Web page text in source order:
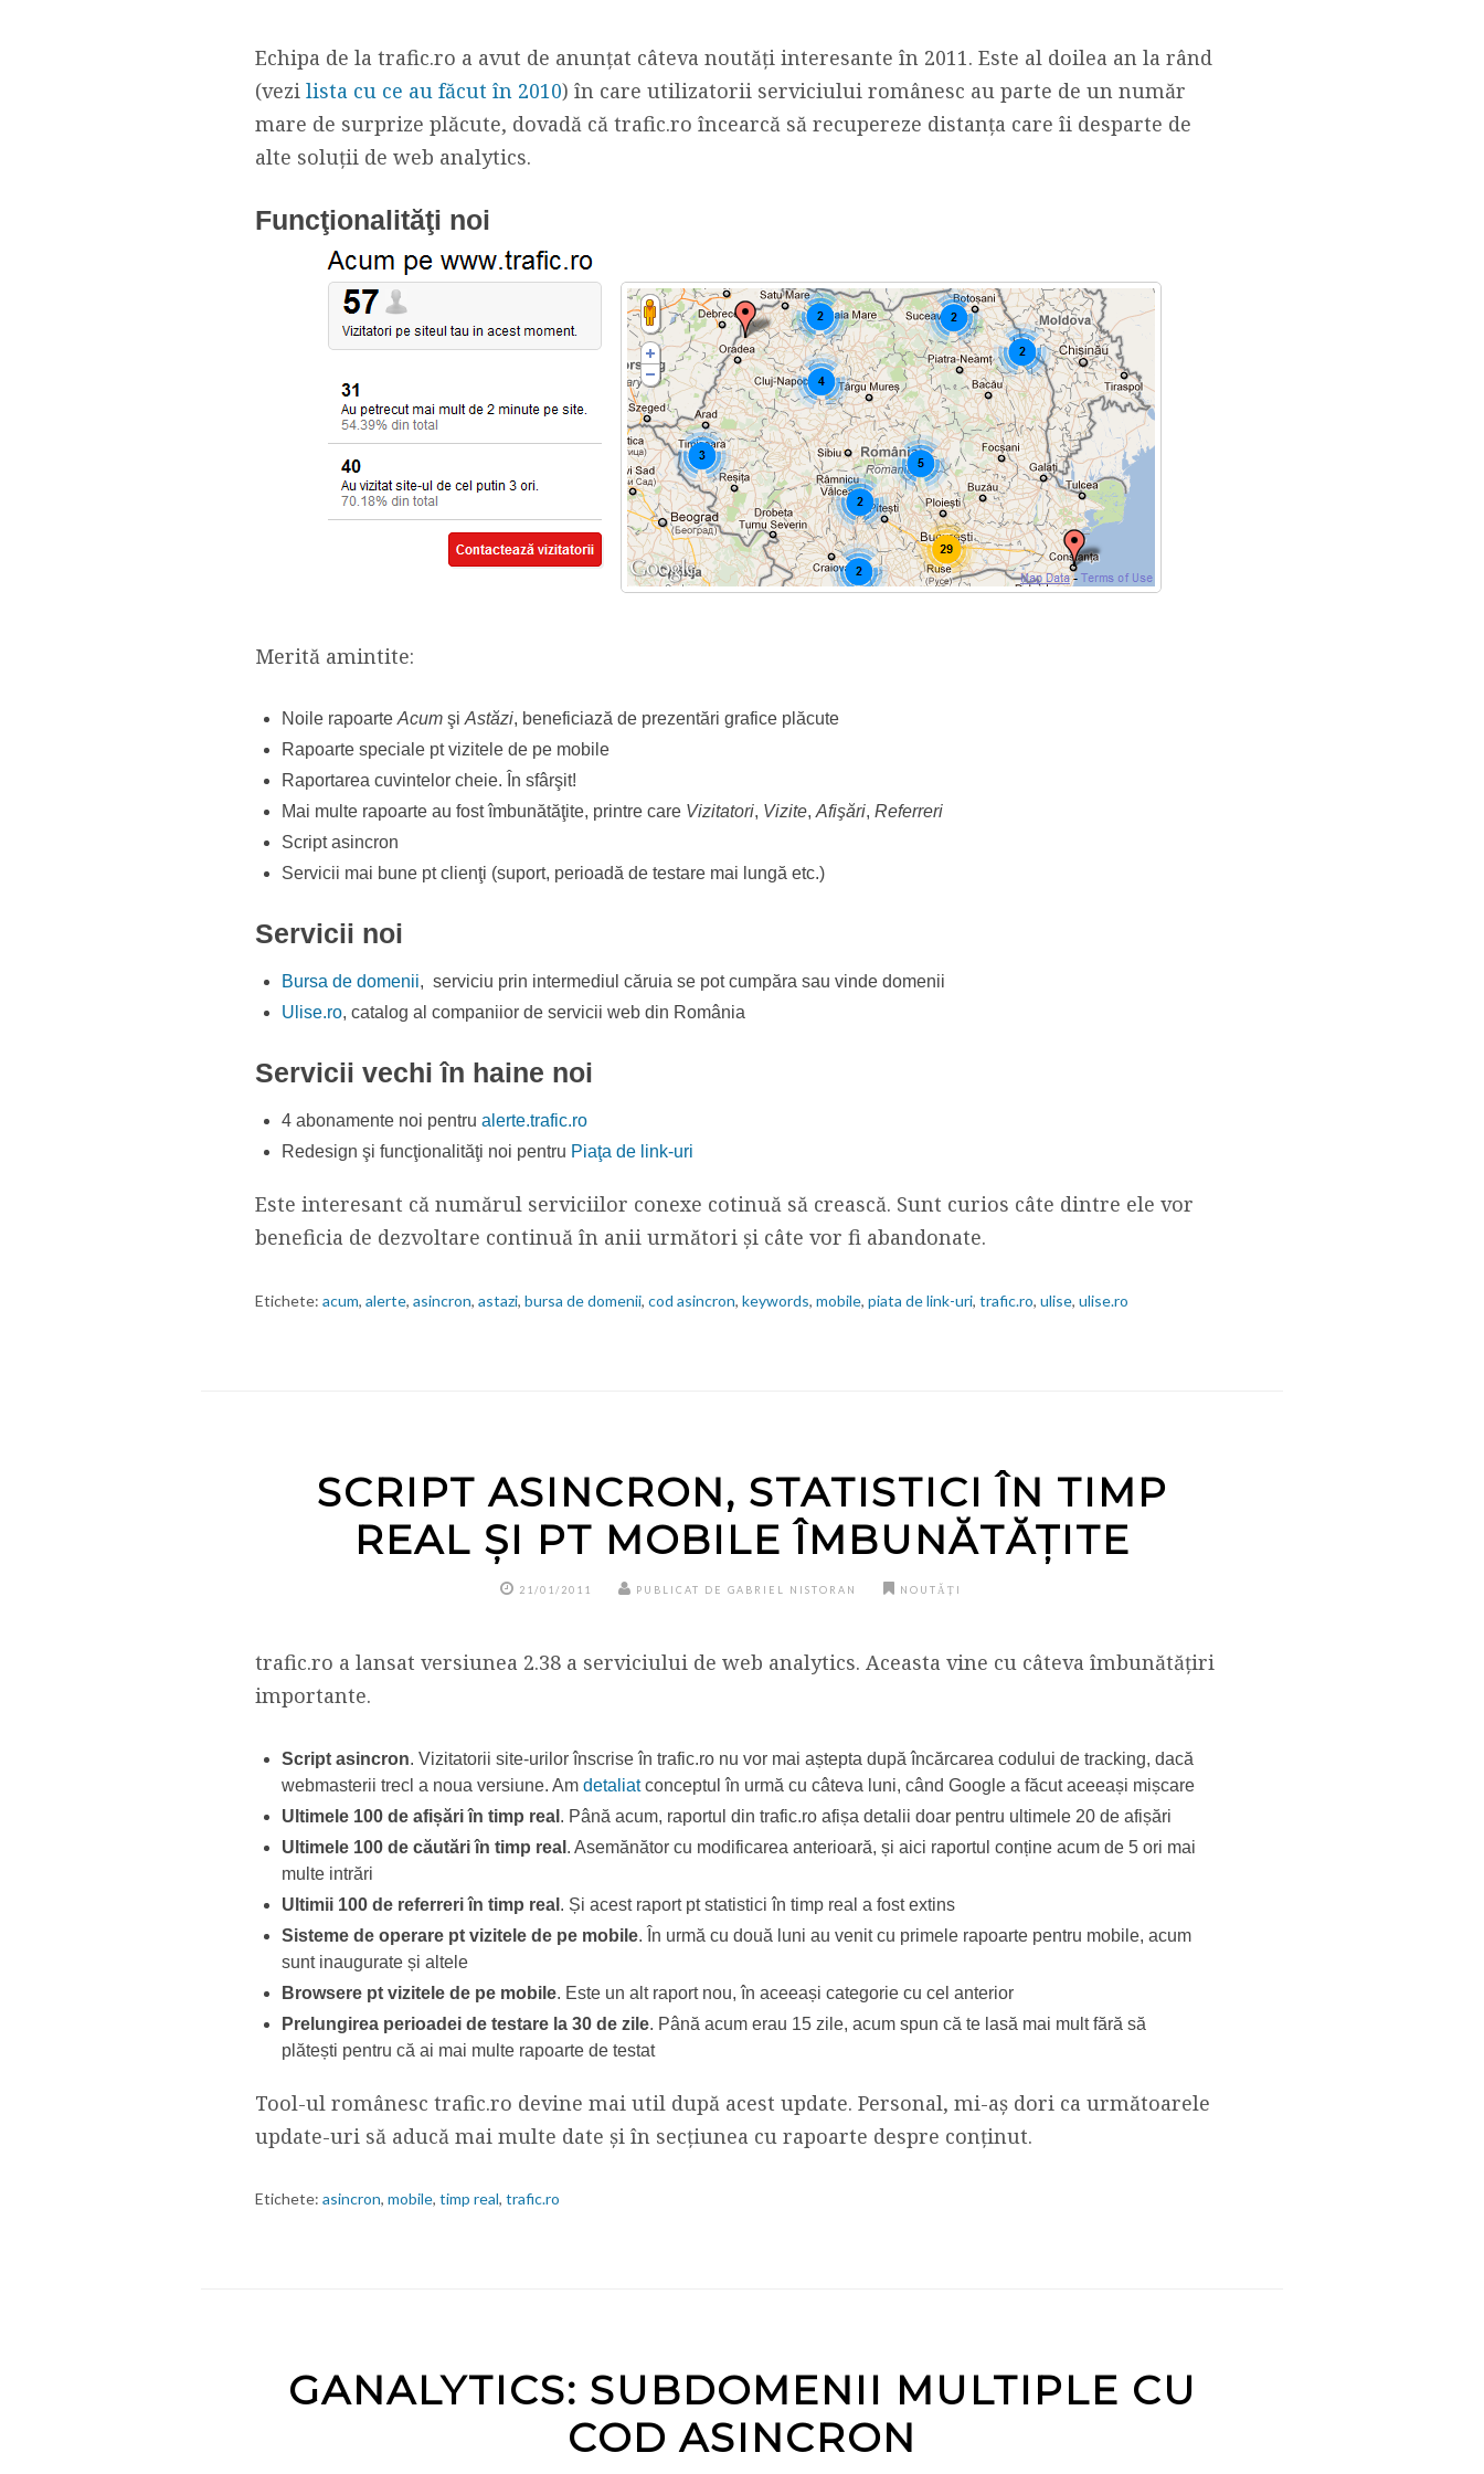
Echipa de la trafic.ro a avut de anunţat câteva noutăţi interesante în 2011. Este al doilea an la rând
(vezi lista cu ce au făcut în 2010) în care utilizatorii serviciului românesc au parte de un număr
mare de surprize plăcute, dovadă că trafic.ro încearcă să recupereze distanţa care îi desparte de
alte soluţii de web analytics.
Funcţionalităţi noi
Merită amintite:
Noile rapoarte Acum şi Astăzi, beneficiază de prezentări grafice plăcute
Rapoarte speciale pt vizitele de pe mobile
Raportarea cuvintelor cheie. În sfârşit!
Mai multe rapoarte au fost îmbunătăţite, printre care Vizitatori, Vizite, Afişări, Referreri
Script asincron
Servicii mai bune pt clienţi (suport, perioadă de testare mai lungă etc.)
Servicii noi
Bursa de domenii, serviciu prin intermediul căruia se pot cumpăra sau vinde domenii
Ulise.ro, catalog al companiior de servicii web din România
Servicii vechi în haine noi
4 abonamente noi pentru alerte.trafic.ro
Redesign şi funcţionalităţi noi pentru Piaţa de link-uri
Este interesant că numărul serviciilor conexe cotinuă să crească. Sunt curios câte dintre ele vor
beneficia de dezvoltare continuă în anii următori şi câte vor fi abandonate.
Etichete: acum, alerte, asincron, astazi, bursa de domenii, cod asincron, keywords, mobile, piata de link-uri, trafic.ro, ulise, ulise.ro
SCRIPT ASINCRON, STATISTICI ÎN TIMP
REAL ȘI PT MOBILE ÎMBUNĂTĂȚITE
21/01/2011 PUBLICAT DE GABRIEL NISTORAN NOUTĂȚI
trafic.ro a lansat versiunea 2.38 a serviciului de web analytics. Aceasta vine cu câteva îmbunătățiri
importante.
Script asincron. Vizitatorii site-urilor înscrise în trafic.ro nu vor mai aștepta după încărcarea codului de tracking, dacă
webmasterii trecl a noua versiune. Am detaliatconceptul în urmă cu câteva luni, când Google a făcut aceeași mișcare
Ultimele 100 de afișări în timp real . Până acum, raportul din trafic.ro afișa detalii doar pentru ultimele 20 de afișări
Ultimele 100 de căutări în timp real . Asemănător cu modificarea anterioară, și aici raportul conține acum de 5 ori mai
multe intrări
Ultimii 100 de referreri în timp real . Și acest raport pt statistici în timp real a fost extins
Sisteme de operare pt vizitele de pe mobile. În urmă cu două luni au venit cu primele rapoarte pentru mobile, acum
sunt inaugurate și altele
Browsere pt vizitele de pe mobile. Este un alt raport nou, în aceeași categorie cu cel anterior
Prelungirea perioadei de testare la 30 de zile. Până acum erau 15 zile, acum spun că te lasă mai mult fără să
plătești pentru că ai mai multe rapoarte de testat
Tool-ul românesc trafic.ro devine mai util după acest update. Personal, mi-aș dori ca următoarele
update-uri să aducă mai multe date și în secțiunea cu rapoarte despre conținut.
Etichete: asincron, mobile, timp real, trafic.ro
GANALYTICS: SUBDOMENII MULTIPLE CU
COD ASINCRON